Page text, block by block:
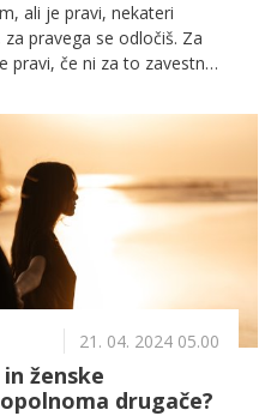
ali je pravi, nekateri
pravega se odločiš. Za
pravi, če ni za to zavestne
21. 04. 2024 05.00
ženske
drugače?